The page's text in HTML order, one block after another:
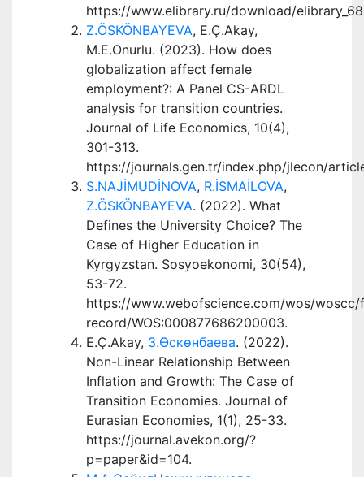
https://www.elibrary.ru/download/
Z.ÖSKÖNBAYEVA, E.Ç.Akay,
M.E.Onurlu. (2023). How does
globalization affect female
employment?: A Panel CS-ARDL
analysis for transition countries.
Journal of Life Economics, 10(4),
301-313.
https://journals.gen.tr/index.php/jlecon/
S.NAJİMUDİNOVA, R.İSMAİLOVA,
Z.ÖSKÖNBAYEVA. (2022). What
Defines the University Choice? The
Case of Higher Education in
Kyrgyzstan. Sosyoekonomi, 30(54),
53-72.
https://www.webofscience.com/wos/
record/WOS:000877686200003.
E.Ç.Akay, З.Өскөнбаева. (2022).
Non-Linear Relationship Between
Inflation and Growth: The Case of
Transition Economies. Journal of
Eurasian Economies, 1(1), 25-33.
https://journal.avekon.org/?
p=paper&id=104.